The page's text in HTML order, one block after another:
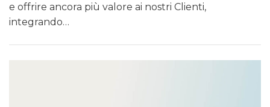
e offrire ancora più valore ai nostri Clienti,
integrando…